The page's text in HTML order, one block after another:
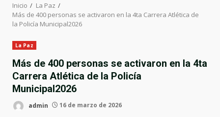
Inicio
La Paz
Más de 400 personas se activaron en la 4ta Carrera Atlética de
la Policía Municipal2026
La Paz
Más de 400 personas se activaron en la 4ta
Carrera Atlética de la Policía
Municipal2026
admin 16 de marzo de 2026